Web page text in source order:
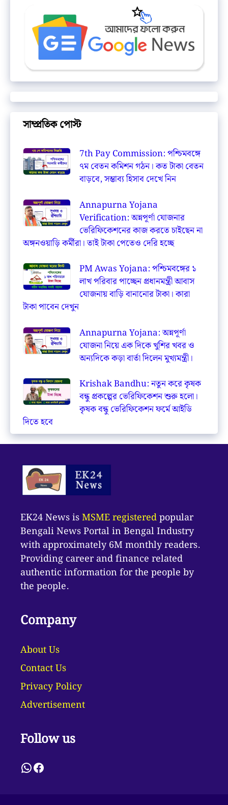
সাম্প্রতিক পোস্ট
7th Pay Commission: পশ্চিমবঙ্গে
৭ম বেতন কমিশন গঠন। কত টাকা বেতন
বাড়বে, সম্ভাব্য হিসাব দেখে নিন
Annapurna Yojana
Verification: অন্নপূর্ণা যোজনার
ভেরিফিকেশনের কাজ করতে চাইছেন না
অঙ্গনওয়াড়ি কর্মীরা। তাই টাকা পেতেও দেরি হচ্ছে
PM Awas Yojana: পশ্চিমবঙ্গের ১
লাখ পরিবার পাচ্ছেন প্রধানমন্ত্রী আবাস
যোজনায় বাড়ি বানানোর টাকা। কারা
টাকা পাবেন দেখুন
Annapurna Yojana: অন্নপূর্ণা
যোজনা নিয়ে এক দিকে খুশির খবর ও
অন্যদিকে কড়া বার্তা দিলেন মুখ্যমন্ত্রী।
Krishak Bandhu: নতুন করে কৃষক
বন্ধু প্রকল্পের ভেরিফিকেশন শুরু হলো।
কৃষক বন্ধু ভেরিফিকেশন ফর্মে আইডি
দিতে হবে
EK24 News isMSME registeredpopular
Bengali News Portal in Bengal Industry
with approximately 6M monthly readers.
Providing career and finance related
authentic information for the people by
the people.
Company
About Us
Contact Us
Privacy Policy
Advertisement
Follow us
WhatsApp
Facebook